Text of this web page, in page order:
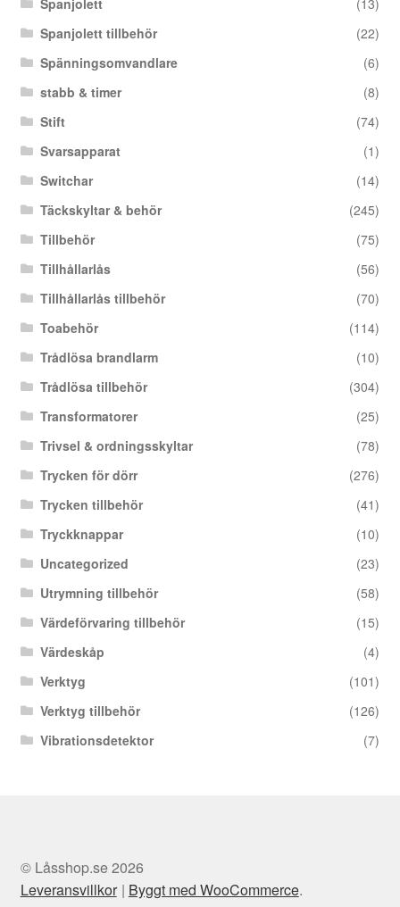
Spanjolett
(13)
Spanjolett tillbehör
(22)
Spänningsomvandlare
(6)
stabb & timer
(8)
Stift
(74)
Svarsapparat
(1)
Switchar
(14)
Täckskyltar & behör
(245)
Tillbehör
(75)
Tillhållarlås
(56)
Tillhållarlås tillbehör
(70)
Toabehör
(114)
Trådlösa brandlarm
(10)
Trådlösa tillbehör
(304)
Transformatorer
(25)
Trivsel & ordningsskyltar
(78)
Trycken för dörr
(276)
Trycken tillbehör
(41)
Tryckknappar
(10)
Uncategorized
(23)
Utrymning tillbehör
(58)
Värdeförvaring tillbehör
(15)
Värdeskåp
(4)
Verktyg
(101)
Verktyg tillbehör
(126)
Vibrationsdetektor
(7)
© Låsshop.se 2026
Leveransvillkor
Byggt med WooCommerce.